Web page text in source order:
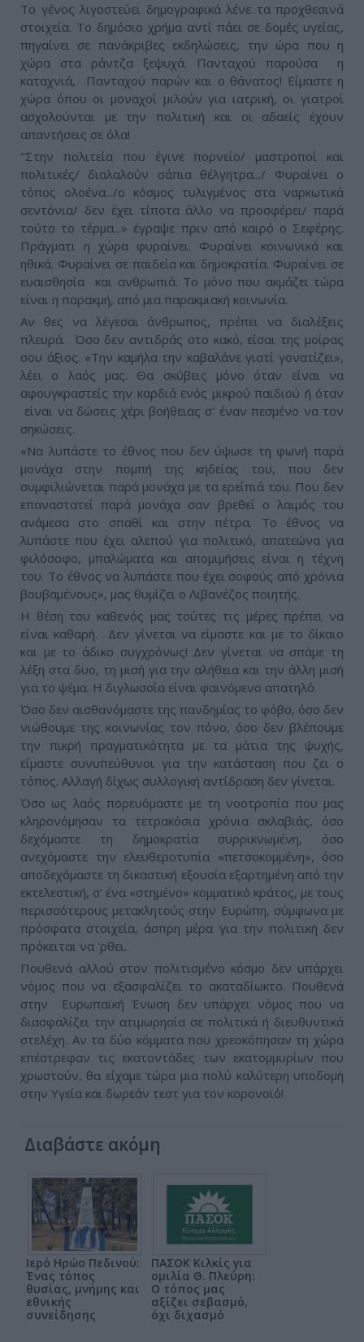
Το γένος λιγοστεύει δημογραφικά λένε τα προχθεσινά
στοιχεία. Το δημόσιο χρήμα αντί πάει σε δομές υγείας,
πηγαίνει σε πανάκριβες εκδηλώσεις, την ώρα που η
χώρα στα ράντζα ξεψυχά. Πανταχού παρούσα η
καταχνιά, Πανταχού παρών και ο θάνατος! Είμαστε η
χώρα όπου οι μοναχοί μιλούν για ιατρική, οι γιατροί
ασχολούνται με την πολιτική και οι αδαείς έχουν
απαντήσεις σε όλα!
"Στην πολιτεία που έγινε πορνείο/ μαστροποί και
πολιτικές/ διαλαλούν σάπια θέλγητρα.../ Φυραίνει ο
τόπος ολοένα.../ο κόσμος τυλιγμένος στα ναρκωτικά
σεντόνια/ δεν έχει τίποτα άλλο να προσφέρει/ παρά
τούτο το τέρμα...» έγραψε πριν από καιρό ο Σεφέρης.
Πράγματι η χώρα φυραίνει. Φυραίνει κοινωνικά και
ηθικά. Φυραίνει σε παιδεία και δημοκρατία. Φυραίνει σε
ευαισθησία και ανθρωπιά. Το μόνο που ακμάζει τώρα
είναι η παρακμή, από μια παρακμιακή κοινωνία.
Αν θες να λέγεσαι άνθρωπος, πρέπει να διαλέξεις
πλευρά. Όσο δεν αντιδράς στο κακό, είσαι της μοίρας
σου άξιος. «Την καμήλα την καβαλάνε γιατί γονατίζει»,
λέει ο λαός μας. Θα σκύβεις μόνο όταν είναι να
αφουγκραστείς την καρδιά ενός μικρού παιδιού ή όταν
είναι να δώσεις χέρι βοήθειας σ' έναν πεσμένο να τον
σηκώσεις.
«Να λυπάστε το έθνος που δεν ύψωσε τη φωνή παρά
μονάχα στην πομπή της κηδείας του, που δεν
συμφιλιώνεται παρά μονάχα με τα ερείπιά του. Που δεν
επαναστατεί παρά μονάχα σαν βρεθεί ο λαιμός του
ανάμεσα στο σπαθί και στην πέτρα. Το έθνος να
λυπάστε που έχει αλεπού για πολιτικό, απατεώνα για
φιλόσοφο, μπαλώματα και απομιμήσεις είναι η τέχνη
του. Το έθνος να λυπάστε που έχει σοφούς από χρόνια
βουβαμένους», μας θυμίζει ο Λιβανέζος ποιητής.
Η θέση του καθενός μας τούτες τις μέρες πρέπει να
είναι καθαρή. Δεν γίνεται να είμαστε και με το δίκαιο
και με το άδικο συγχρόνως! Δεν γίνεται να σπάμε τη
λέξη στα δυο, τη μισή για την αλήθεια και την άλλη μισή
για το ψέμα. Η διγλωσσία είναι φαινόμενο απατηλό.
Όσο δεν αισθανόμαστε της πανδημίας το φόβο, όσο δεν
νιώθουμε της κοινωνίας τον πόνο, όσο δεν βλέπουμε
την πικρή πραγματικότητα με τα μάτια της ψυχής,
είμαστε συνυπεύθυνοι για την κατάσταση που ζει ο
τόπος. Αλλαγή δίχως συλλογική αντίδραση δεν γίνεται.
Όσο ως λαός πορευόμαστε με τη νοοτροπία που μας
κληρονόμησαν τα τετρακόσια χρόνια σκλαβιάς, όσο
δεχόμαστε τη δημοκρατία συρρικνωμένη, όσο
ανεχόμαστε την ελευθεροτυπία «πετσοκομμένη», όσο
αποδεχόμαστε τη δικαστική εξουσία εξαρτημένη από την
εκτελεστική, σ' ένα «στημένο» κομματικό κράτος, με τους
περισσότερους μετακλητούς στην Ευρώπη, σύμφωνα με
πρόσφατα στοιχεία, άσπρη μέρα για την πολιτική δεν
πρόκειται να 'ρθει.
Πουθενά αλλού στον πολιτισμένο κόσμο δεν υπάρχει
νόμος που να εξασφαλίζει το ακαταδίωκτο. Πουθενά
στην Ευρωπαϊκή Ένωση δεν υπάρχει νόμος που να
διασφαλίζει την ατιμωρησία σε πολιτικά ή διευθυντικά
στελέχη. Αν τα δύο κόμματα που χρεοκόπησαν τη χώρα
επέστρεφαν τις εκατοντάδες των εκατομμυρίων που
χρωστούν, θα είχαμε τώρα μια πολύ καλύτερη υποδομή
στην Υγεία και δωρεάν τεστ για τον κορονοϊό!
Διαβάστε ακόμη
Ιερό Ηρώο Πεδινού:
Ένας τόπος
θυσίας, μνήμης και
εθνικής
συνείδησης
ΠΑΣΟΚ Κιλκίς για
ομιλία Θ. Πλεύρη:
Ο τόπος μας
αξίζει σεβασμό,
όχι διχασμό